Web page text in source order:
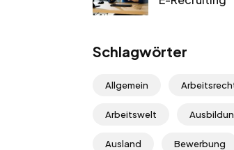
Schlagwörter
Allgemein
Arbeitswelt
Ausland Bewerbung